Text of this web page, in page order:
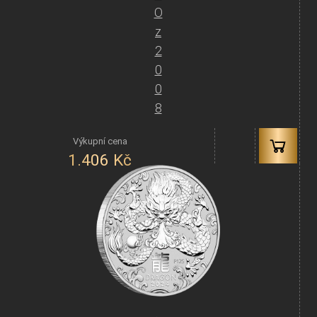
O
z
2
0
0
8
1.406 Kč